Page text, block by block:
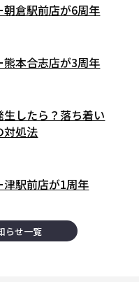
倉駅前店が6周年
本合志店が3周年
したら？落ち着い
対処法
駅前店が1周年
らせ一覧